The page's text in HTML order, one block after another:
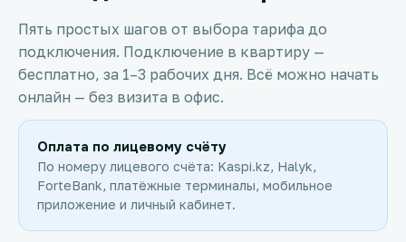
Пять простых шагов от выбора тарифа до
подключения. Подключение в квартиру —
бесплатно, за 1–3 рабочих дня. Всё можно начать
онлайн — без визита в офис.
Оплата по лицевому счёту
По номеру лицевого счёта: Kaspi.kz, Halyk,
ForteBank, платёжные терминалы, мобильное
приложение и личный кабинет.